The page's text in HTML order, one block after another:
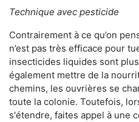
Technique avec pesticide
Contrairement à ce qu’on
n’est pas très efficace pour
insecticides liquides sont
également mettre de la
chemins, les ouvrières se
toute la colonie. Toutefois,
s'étendre, faites appel à une